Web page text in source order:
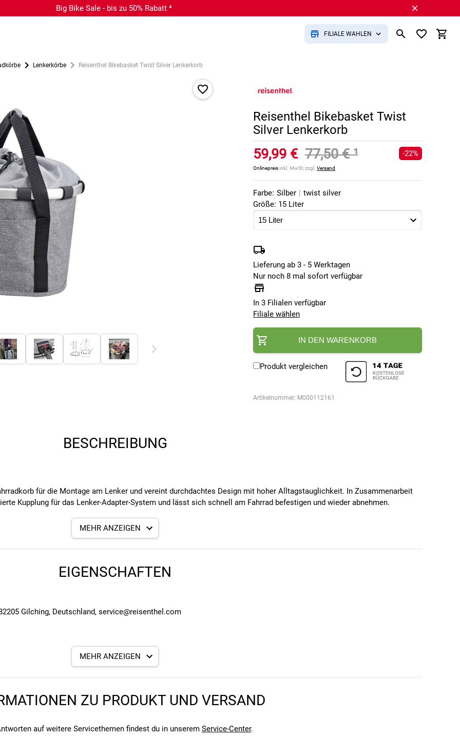
Big Bike Sale - bis zu 50% Rabatt ⁴
FILIALE WÄHLEN
Lenkerkörbe Reisenthel Bikebasket Twist Silver Lenkerkorb
Reisenthel Bikebasket Twist
Silver Lenkerkorb
59,99 € 77,50 €¹
Onlinepreisinkl. MwSt, zzgl.Versand
-22%
Farbe: Silber | twist silver
Größe: 15 Liter
Lieferung ab 3 - 5 Werktagen
Nur noch 8 mal sofort verfügbar
In 3 Filialen verfügbar
Filiale wählen
IN DEN WARENKORB
Produkt vergleichen
Artikelnummer: M000112161
BESCHREIBUNG
für die Montage am Lenker und vereint durchdachtes Design mit hoher Alltagstauglichkeit. In Zusammenarbeit
Kupplung für das Lenker-Adapter-System und lässt sich schnell am Fahrrad befestigen und wieder abnehmen.
das textile Material Flexibilität bietet. Dieses Modell ist mit einem farbig veredelten Aluminium-Bügel ausgestattet
Inhalt schnell gesichert, während praktische Innen- und Außenfächer zusätzlichen Stauraum für kleinere Gegenstände
MEHR ANZEIGEN
EIGENSCHAFTEN
Gilching, Deutschland, service@reisenthel.com
und den verbauten Komponenten bei Fahrrädern kommen kann. Einen Fehler gefunden?
MEHR ANZEIGEN
ZU PRODUKT UND VERSAND
auf weitere Servicethemen findest du in unserem Service-Center.